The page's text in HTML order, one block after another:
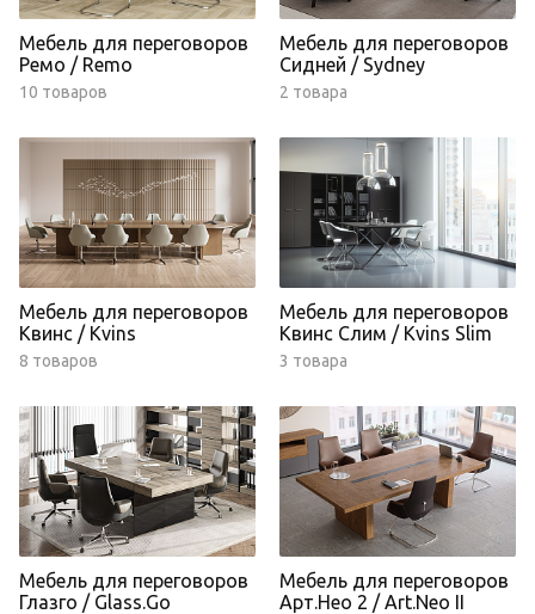
Мебель для переговоров
Ремо / Remo
10 товаров
Мебель для переговоров
Сидней / Sydney
2 товара
Мебель для переговоров
Квинс / Kvins
8 товаров
Мебель для переговоров
Квинс Слим / Kvins Slim
3 товара
Мебель для переговоров
Глазго / Glass.Go
Мебель для переговоров
Арт.Нео 2 / Art.Neo II